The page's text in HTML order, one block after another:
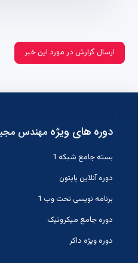
ارسال گزارش در مورد این خبر
دوره های ویژه مهندس
بسته جامع شبکه 1
دوره آنلاین پایتون
برنامه نویسی تحت وب 1
دوره جامع میکروتیک
دوره ویژه داکر